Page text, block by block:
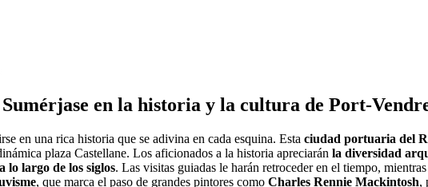
Sumérjase en la historia y la cultura de Port-
en una rica historia que se adivina en cada esquina. Esta ciudad portuaria del
plaza Castellane. Los aficionados a la historia apreciarán la diversidad
lo largo de los siglos. Las visitas guiadas le harán retroceder en el tiempo,
, que marca el paso de grandes pintores como Charles Rennie Mackintosh,